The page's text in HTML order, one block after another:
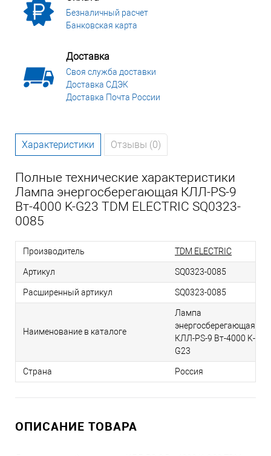
Безналичный расчет
Банковская карта
Доставка
Своя служба доставки
Доставка СДЭК
Доставка Почта России
Характеристики Отзывы (0)
Полные технические характеристики
Лампа энергосберегающая КЛЛ-PS-9
Вт-4000 K-G23 TDM ELECTRIC SQ0323-
0085
Производитель TDM ELECTRIC
Артикул SQ0323-0085
Расширенный артикул SQ0323-0085
Наименование в каталоге
Лампа
энергосберегающая
КЛЛ-PS-9 Вт-4000 K-
G23
Страна Россия
ОПИСАНИЕ ТОВАРА